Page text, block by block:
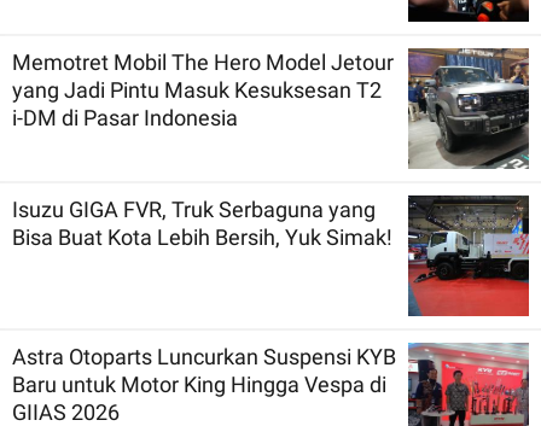
Memotret Mobil The Hero Model Jetour
yang Jadi Pintu Masuk Kesuksesan T2
i-DM di Pasar Indonesia
Isuzu GIGA FVR, Truk Serbaguna yang
Bisa Buat Kota Lebih Bersih, Yuk Simak!
Astra Otoparts Luncurkan Suspensi KYB
Baru untuk Motor King Hingga Vespa di
GIIAS 2026